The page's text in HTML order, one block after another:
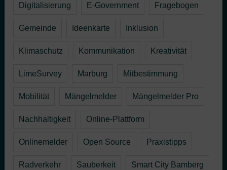
Digitalisierung E-Government Fragebogen
Gemeinde Ideenkarte Inklusion
Klimaschutz Kommunikation Kreativität
LimeSurvey Marburg Mitbestimmung
Mobilität Mängelmelder Mängelmelder Pro
Nachhaltigkeit Online-Plattform
Onlinemelder Open Source Praxistipps
Radverkehr Sauberkeit Smart City Bamberg